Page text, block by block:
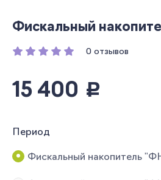
Фискальный
0 отзывов
15 400 руб.
Период
Фискальный накопитель